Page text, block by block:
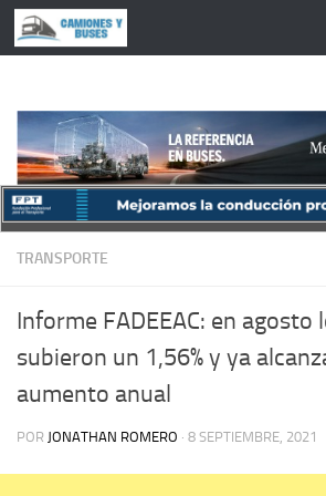
Saltar al contenido
TRANSPORTE
Informe FADEEAC: en agosto
subieron un 1,56% y ya
aumento anual
POR JONATHAN ROMERO · 8 SEPTIEMBRE, 2021